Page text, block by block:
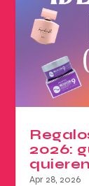
2026:
Apr 28, 2026